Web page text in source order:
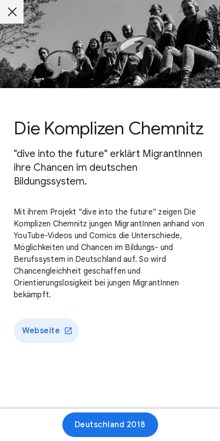
Die Komplizen Chemnitz
"dive into the future" erklärt MigrantInnen
ihre Chancen im deutschen
Bildungssystem.
Mit ihrem Projekt "dive into the future" zeigen Die
Komplizen Chemnitz jungen MigrantInnen anhand von
YouTube-Videos und Comics die Unterschiede,
Möglichkeiten und Chancen im Bildungs- und
Berufssystem in Deutschland auf. So wird
Chancengleichheit geschaffen und
Orientierungslosigkeit bei jungen MigrantInnen
bekämpft.
Webseite
Deutschland 2018